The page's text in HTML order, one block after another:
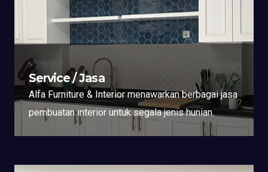
Service / Jasa
Alfa Furniture & Interior menawarkan berbagai jasa
pembuatan interior untuk segala jenis hunian.